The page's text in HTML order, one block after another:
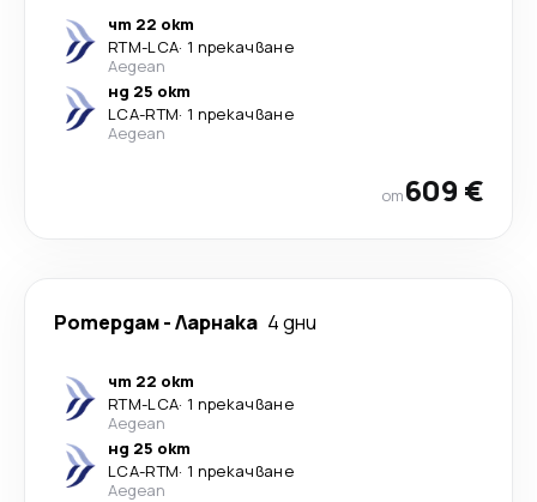
чт 22 окт
RTM-LCA· 1 прекачване
Aegean
нд 25 окт
LCA-RTM· 1 прекачване
Aegean
от609 €
Ротердам-Ларнака 4 дни
чт 22 окт
RTM-LCA· 1 прекачване
Aegean
нд 25 окт
LCA-RTM· 1 прекачване
Aegean